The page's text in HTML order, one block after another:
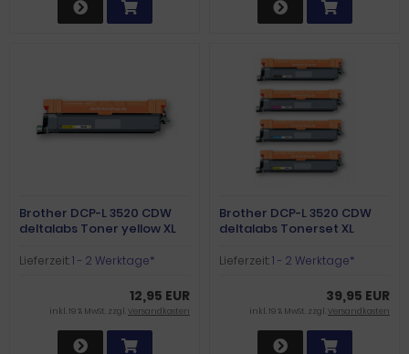
Brother DCP-L 3520 CDW
deltalabs Toner yellow XL
Lieferzeit:1 - 2 Werktage*
12,95 EUR
inkl. 19 % MwSt. zzgl.Versandkosten
Brother DCP-L 3520 CDW
deltalabs Tonerset XL
Lieferzeit:1 - 2 Werktage*
39,95 EUR
inkl. 19 % MwSt. zzgl.Versandkosten